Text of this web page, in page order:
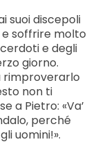
suoi discepoli
soffrire molto
e degli
giorno.
rimproverarlo
non ti
a Pietro: «Va’
perché
uomini!».